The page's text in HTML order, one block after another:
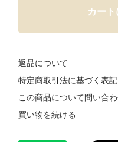
カー
返品について
特定商取引法に基づく表記
この商品について問い合
買い物を続ける